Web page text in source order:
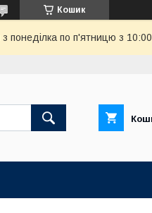
Кошик
з понеділка по п'ятницю з